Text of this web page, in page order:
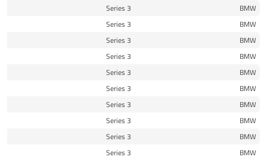
BMW
3 Series
BMW
3 Series
BMW
3 Series
BMW
3 Series
BMW
3 Series
BMW
3 Series
BMW
3 Series
BMW
3 Series
BMW
3 Series
BMW
3 Series